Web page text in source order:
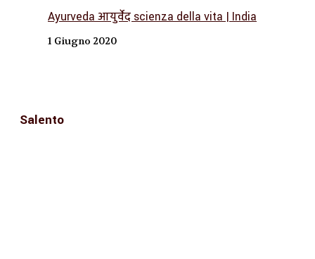
Ayurveda आयुर्वेद scienza della vita | India
1 Giugno 2020
Salento